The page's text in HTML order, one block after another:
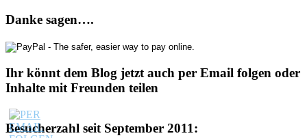
Danke sagen….
Ihr könnt dem Blog jetzt auch per Email folgen oder
Inhalte mit Freunden teilen
Besucherzahl seit September 2011: